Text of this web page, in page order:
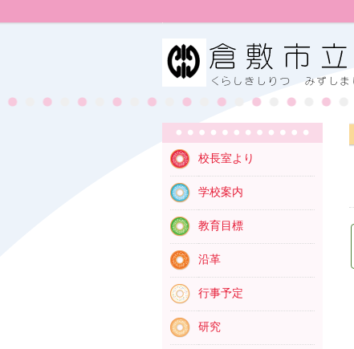
校長室より
学校案内
教育目標
沿革
行事予定
研究